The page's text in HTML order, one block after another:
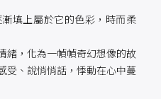
漸填上屬於它的色彩，時而柔
緒，化為一幀幀奇幻想像的故
受、說悄悄話，悸動在心中蔓